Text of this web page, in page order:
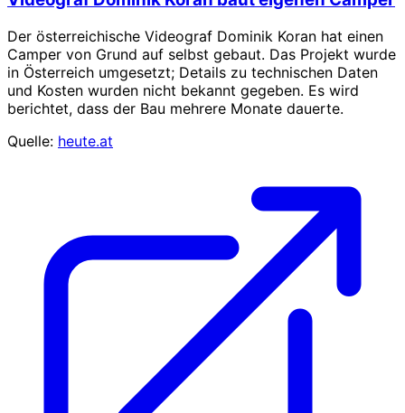
Der österreichische Videograf Dominik Koran hat einen
Camper von Grund auf selbst gebaut. Das Projekt wurde
in Österreich umgesetzt; Details zu technischen Daten
und Kosten wurden nicht bekannt gegeben. Es wird
berichtet, dass der Bau mehrere Monate dauerte.
Quelle: heute.at